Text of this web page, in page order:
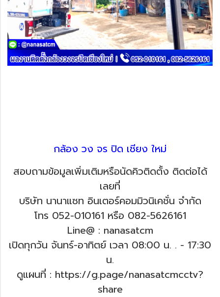
กล้อง วง จร ปิด เชียง ใหม่
สอบถามข้อมูลเพิ่มเติมหรือนัดคิวติดตั้ง ติดต่อได้
เลยที่
บริษัท นานาแซท อินเตอร์คอมมิวนิเคชั่น จำกัด
โทร 052-010161 หรือ 082-5626161
Line@ : nanasatcm
เปิดทุกวัน จันทร์-อาทิตย์ เวลา 08:00 น. . - 17:30
น.
ดูแผนที่ : https://g.page/nanasatcmcctv?
share